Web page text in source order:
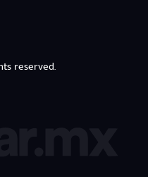
reserved.